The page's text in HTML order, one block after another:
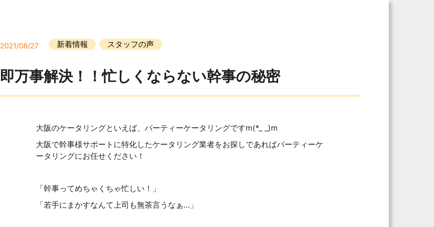
2021/08/27 新着情報 スタッフの声
即万事解決！！忙しくならない幹事の秘密
大阪のケータリングといえば、パーティーケータリングですm(*_ _)m
大阪で幹事様サポートに特化したケータリング業者をお探しであればパーティーケ
ータリングにお任せください！
「幹事ってめちゃくちゃ忙しい！」
「若手にまかすなんて上司も無茶言うなぁ…」